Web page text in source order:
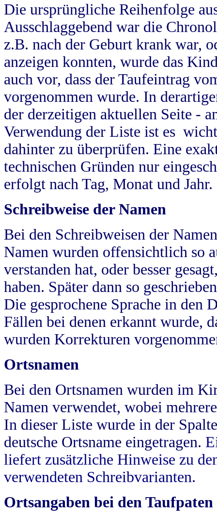
Die ursprüngliche Reihenfolge
Ausschlaggebend war die
z.B. nach der Geburt krank war,
anzeigen konnten, wurde das
auch vor, dass der Taufeintrag
vorgenommen wurde. In
der derzeitigen aktuellen Seite -
Verwendung der Liste ist es
dahinter zu überprüfen. Eine
technischen Gründen nur
erfolgt nach Tag, Monat und Jahr.
Schreibweise der Namen
Bei den Schreibweisen der
Namen wurden offensichtlich so
verstanden hat, oder besser
haben. Später dann so
Die gesprochene Sprache in
Fällen bei denen erkannt wurde,
wurden Korrekturen
Ortsnamen
Bei den Ortsnamen wurden im
Namen verwendet, wobei
In dieser Liste wurde in der
deutsche Ortsname eingetragen.
liefert zusätzliche Hinweise zu
verwendeten Schreibvarianten.
Ortsangaben bei den Taufpaten